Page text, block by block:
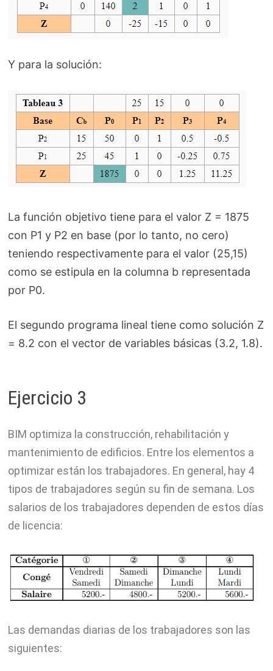
Y para la solución:
La función objetivo tiene para el valor Z = 1875
con P1 y P2 en base (por lo tanto, no cero)
teniendo respectivamente para el valor (25,15)
como se estipula en la columna b representada
por P0.
El segundo programa lineal tiene como solución Z
= 8.2 con el vector de variables básicas (3.2, 1.8).
Ejercicio 3
BIM optimiza la construcción, rehabilitación y
mantenimiento de edificios. Entre los elementos a
optimizar están los trabajadores. En general, hay 4
tipos de trabajadores según su fin de semana. Los
salarios de los trabajadores dependen de estos días
de licencia:
Las demandas diarias de los trabajadores son las
siguientes: